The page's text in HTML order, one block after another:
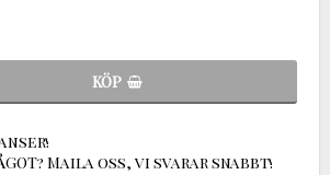
KÖP
Maila oss, vi svarar snabbt!